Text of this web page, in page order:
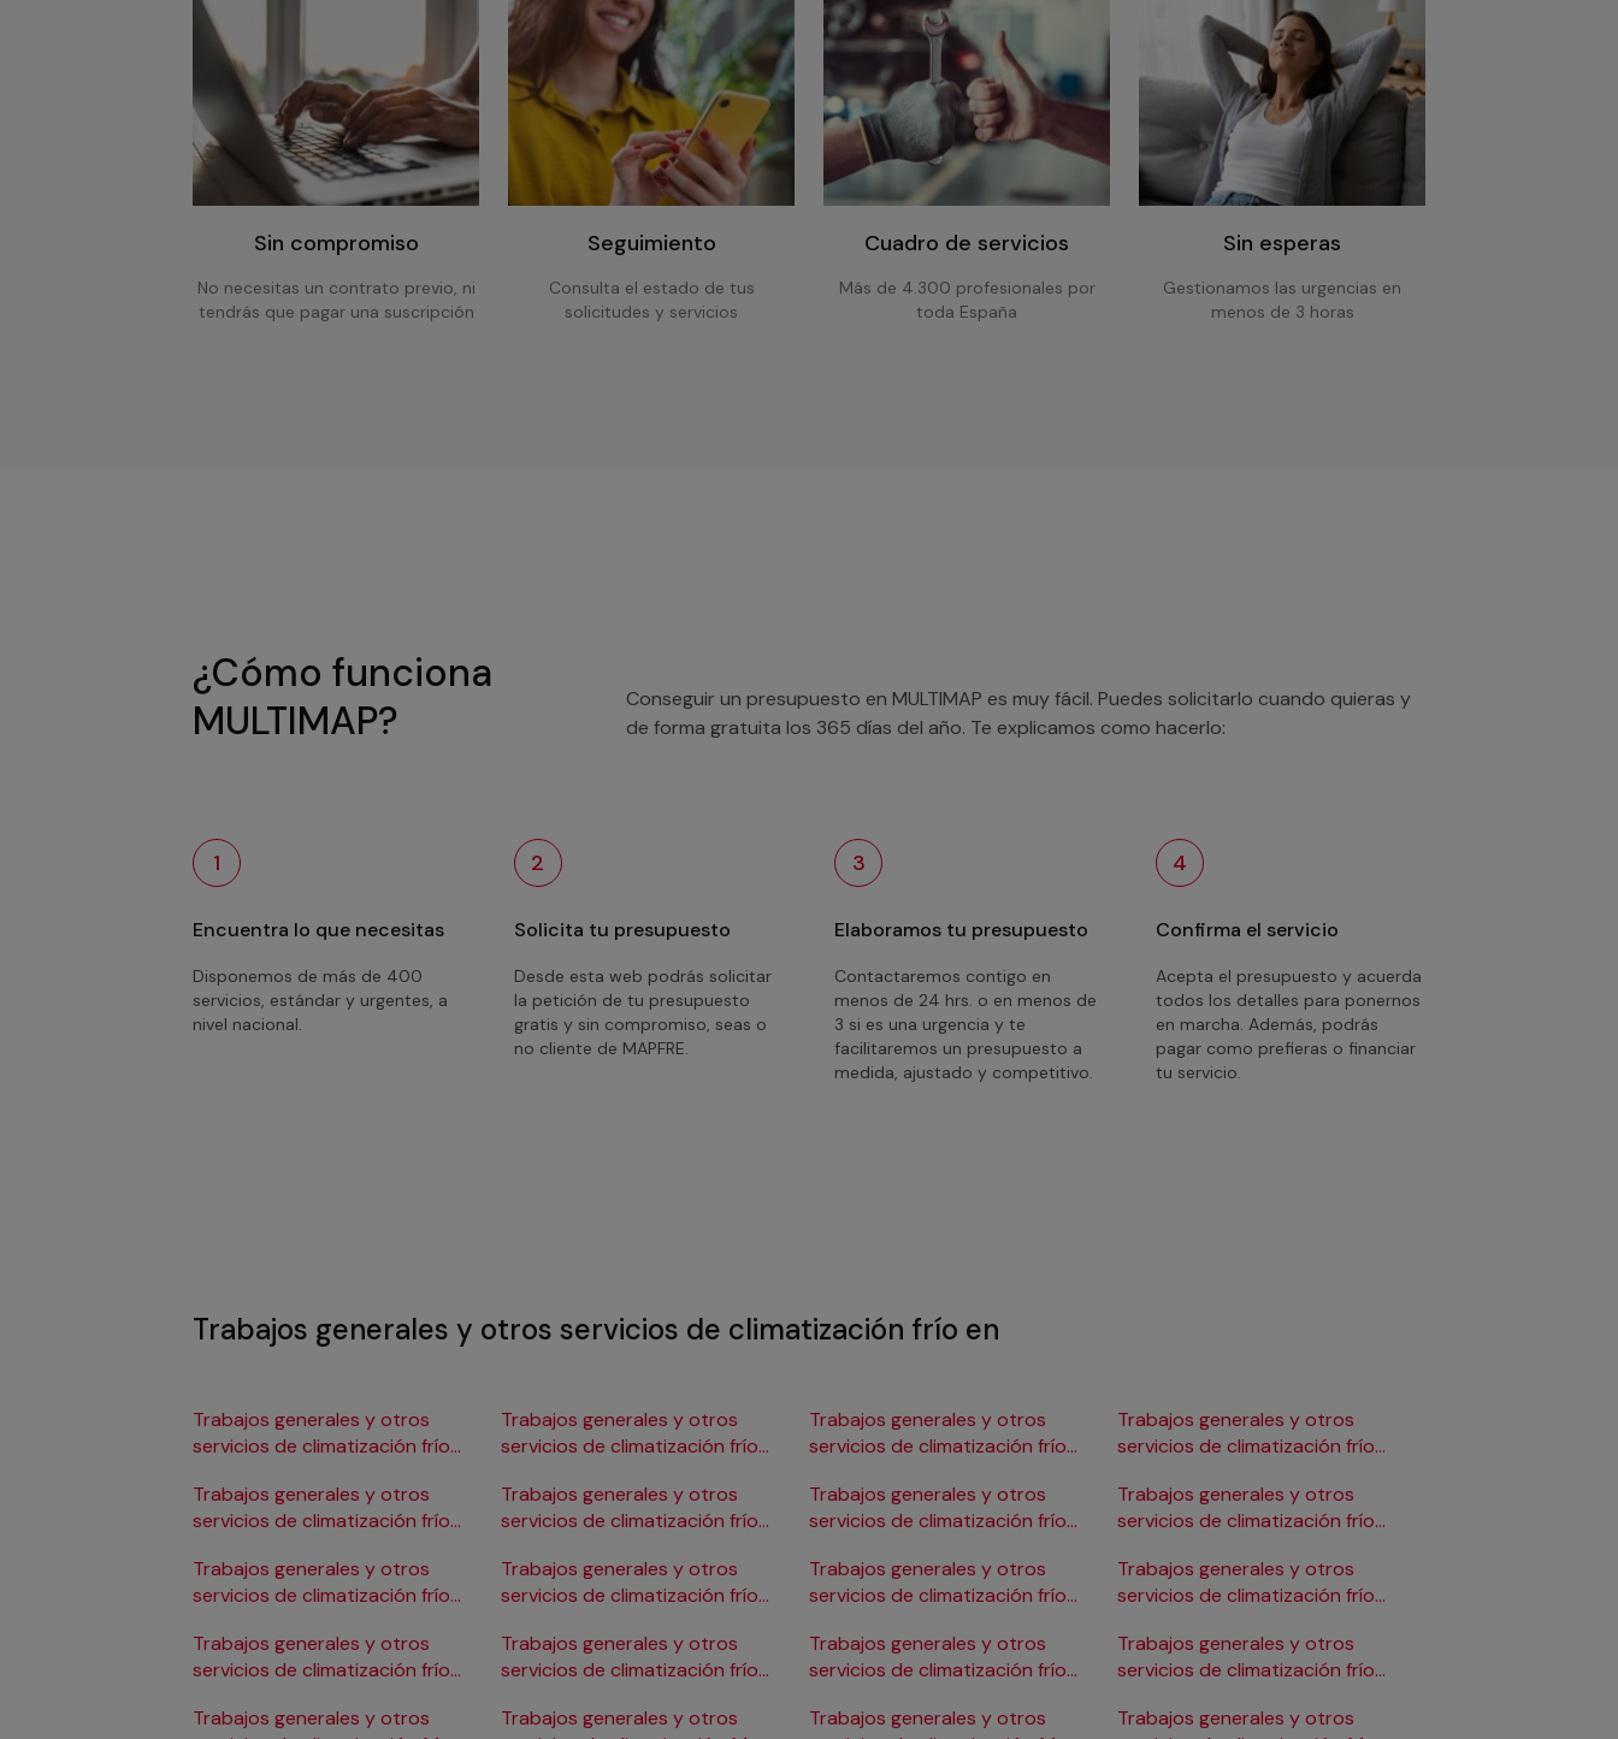
Sin compromiso
No necesitas un contrato previo, ni
tendrás que pagar una suscripción
Seguimiento
Consulta el estado de tus
solicitudes y servicios
Cuadro de servicios
Más de 4.300 profesionales por
toda España
Sin esperas
Gestionamos las urgencias en
menos de 3 horas
¿Cómo funciona
MULTIMAP?
Conseguir un presupuesto en MULTIMAP es muy fácil. Puedes solicitarlo cuando quieras y
de forma gratuita los 365 días del año. Te explicamos como hacerlo:
1
Encuentra lo que necesitas
Disponemos de más de 400
servicios, estándar y urgentes, a
nivel nacional.
2
Solicita tu presupuesto
Desde esta web podrás solicitar
la petición de tu presupuesto
gratis y sin compromiso, seas o
no cliente de MAPFRE.
3
Elaboramos tu presupuesto
Contactaremos contigo en
menos de 24 hrs. o en menos de
3 si es una urgencia y te
facilitaremos un presupuesto a
medida, ajustado y competitivo.
4
Confirma el servicio
Acepta el presupuesto y acuerda
todos los detalles para ponernos
en marcha. Además, podrás
pagar como prefieras o financiar
tu servicio.
Trabajos generales y otros servicios de climatización frío en
Trabajos generales y otros
servicios de climatización frío
Trabajos generales y otros
servicios de climatización frío
Trabajos generales y otros
servicios de climatización frío
Trabajos generales y otros
servicios de climatización frío
Trabajos generales y otros
Trabajos generales y otros
servicios de climatización frío
Trabajos generales y otros
servicios de climatización frío
Trabajos generales y otros
servicios de climatización frío
Trabajos generales y otros
servicios de climatización frío
Trabajos generales y otros
Trabajos generales y otros
servicios de climatización frío
Trabajos generales y otros
servicios de climatización frío
Trabajos generales y otros
servicios de climatización frío
Trabajos generales y otros
servicios de climatización frío
Trabajos generales y otros
Trabajos generales y otros
servicios de climatización frío
Trabajos generales y otros
servicios de climatización frío
Trabajos generales y otros
servicios de climatización frío
Trabajos generales y otros
servicios de climatización frío
Trabajos generales y otros